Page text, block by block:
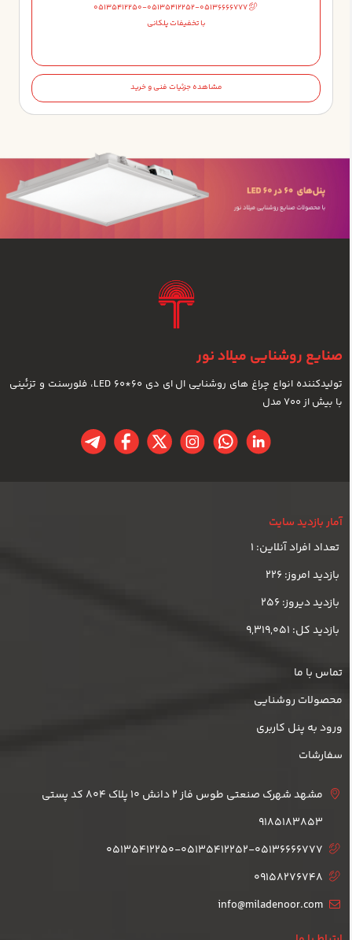
05135412250-05135412252-05136666777
با تخفیفات پلکانی
مشاهده جزئیات فنی و خرید
صنایع روشنایی میلاد نور
تولیدکننده انواع چراغ های روشنایی ال ای دی LED 60*60، فلورسنت و تزئینی
با بیش از 700 مدل
آمار بازدید سایت
تعداد افراد آنلاین: 1
بازدید امروز: 226
بازدید دیروز: 256
بازدید کل: 9,319,051
تماس با ما
محصولات روشنایی
ورود به پنل کاربری
سفارشات
مشهد شهرک صنعتی طوس فاز 2 دانش 10 پلاک 804 کد پستی
9185183853
05135412250-05135412252-05136666777
09158276748
info@miladenoor.com